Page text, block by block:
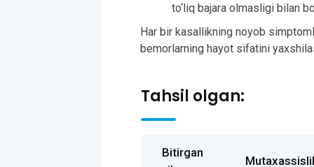
to‘liq bajara olmasligi bilan
Har bir kasallikning noyob
bemorlarning hayot sifatini
Tahsil olgan:
Bitirgan